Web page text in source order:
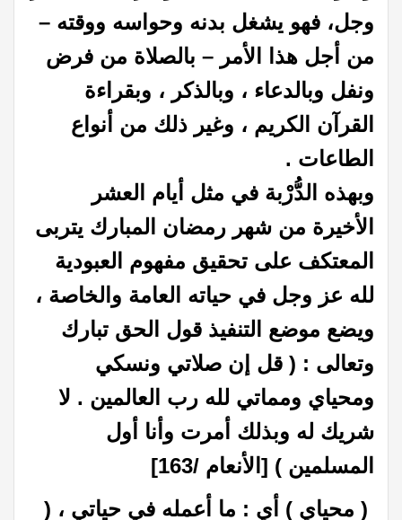
وجل، فهو يشغل بدنه وحواسه ووقته –
من أجل هذا الأمر – بالصلاة من فرض
ونفل وبالدعاء ، وبالذكر ، وبقراءة
القرآن الكريم ، وغير ذلك من أنواع
الطاعات .
وبهذه الدُّرْبة في مثل أيام العشر
الأخيرة من شهر رمضان المبارك يتربى
المعتكف على تحقيق مفهوم العبودية
لله عز وجل في حياته العامة والخاصة ،
ويضع موضع التنفيذ قول الحق تبارك
وتعالى : ( قل إن صلاتي ونسكي
ومحياي ومماتي لله رب العالمين . لا
شريك له وبذلك أمرت وأنا أول
المسلمين ) [الأنعام /163]
( محياي ) أي : ما أعمله في حياتي ، (